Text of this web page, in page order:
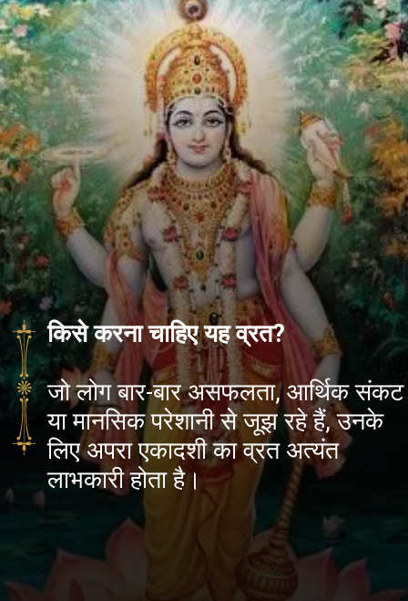
किसे करना चाहिए यह व्रत?
जो लोग बार-बार असफलता, आर्थिक संकट
या मानसिक परेशानी से जूझ रहे हैं, उनके
लिए अपरा एकादशी का व्रत अत्यंत
लाभकारी होता है।